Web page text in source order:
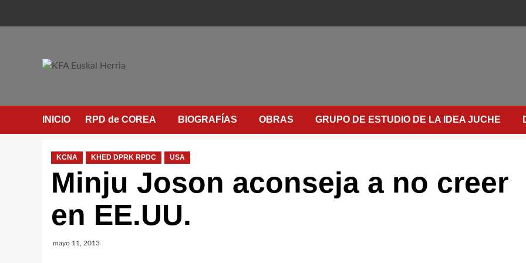
INICIO RPD de COREA BIOGRAFÍAS OBRAS GRUPO DE ESTUDIO DE LA IDEA JUCHE
KCNA KHED DPRK RPDC USA
Minju Joson aconseja a no creer
en EE.UU.
mayo 11, 2013